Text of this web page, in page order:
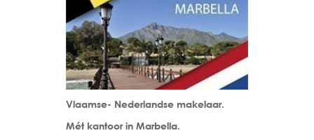
Vlaamse- Nederlandse makelaar.
Mét kantoor in Marbella.